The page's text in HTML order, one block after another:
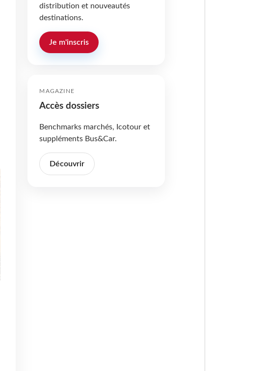
distribution et nouveautés
destinations.
Je m'inscris
MAGAZINE
Accès dossiers
Benchmarks marchés, Icotour et
suppléments Bus&Car.
Découvrir